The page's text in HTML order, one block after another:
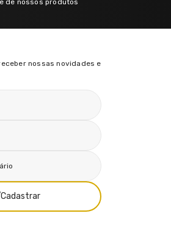
nossas novidades e
Cadastrar